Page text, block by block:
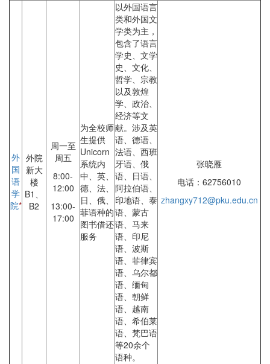
外
国
语
学
院*
外院
新大
楼
B1、
B2
周一至
周五
8:00-
12:00
13:00-
17:00
为全校师
生提供
Unicorn
系统内
中、英、
德、法、
日、俄、
菲语种的
图书借还
服务
以外国语言
类和外国文
学类为主，
包含了语言
学史、文学
史、文化、
哲学、宗教
以及敦煌
学、政治、
经济等文
献。涉及英
语、德语、
法语、西班
牙语、俄
语、日语、
阿拉伯语、
印地语、泰
语、蒙古
语、马来
语、印尼
语、波斯
语、菲律宾
语、乌尔都
语、缅甸
语、朝鲜
语、越南
语、希伯莱
语、梵巴语
等20余个
语种。
张晓雁
电话：62756010
zhangxy712@pku.edu.cn